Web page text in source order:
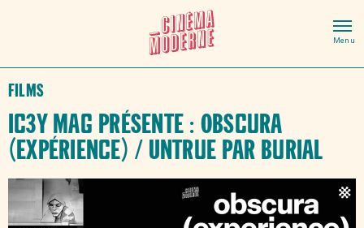
Films
Ic3y Mag présente : Obscura
(expérience) / Untrue par Burial